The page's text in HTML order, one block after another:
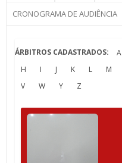
CRONOGRAMA DE AUDIÊNCIA
ÁRBITROS CADASTRADOS: A
H
I J K L M
V
W Y Z